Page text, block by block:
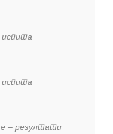
испита
испита
– резултати